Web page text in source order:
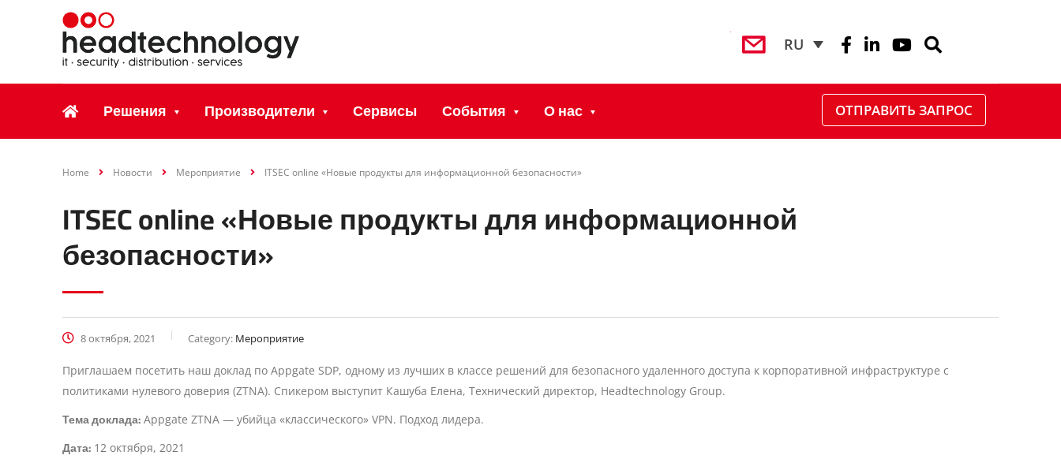
RU
Решения Производители Сервисы События О нас ОТПРАВИТЬ ЗАПРОС
Home Новости Мероприятие ITSEC online «Новые продукты для информационной безопасности»
ITSEC online «Новые продукты для информационной
безопасности»
8 октября, 2021 Category: Мероприятие
Приглашаем посетить наш доклад по Appgate SDP, одному из лучших в классе решений для безопасного удаленного доступа к корпоративной инфраструктуре с
политиками нулевого доверия (ZTNA). Спикером выступит Кашуба Елена, Технический директор, Headtechnology Group.
Тема доклада: Appgate ZTNA — убийца «классического» VPN. Подход лидера.
Дата: 12 октября, 2021